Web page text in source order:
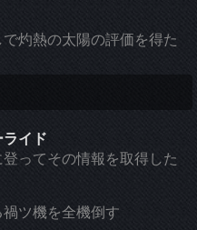
灼熱の太陽の評価を得た
イド
ってその情報を取得した
ツ機を全機倒す